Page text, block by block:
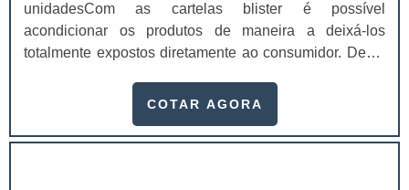
unidadesCom as cartelas blister é possível
acondicionar os produtos de maneira a deixá-los
totalmente expostos diretamente ao consumidor. Deste
conseguirá enxergá-lo perfeitamente e saber se é ele
forma, o cliente não terá nenhuma dificuldade para
COTAR AGORA